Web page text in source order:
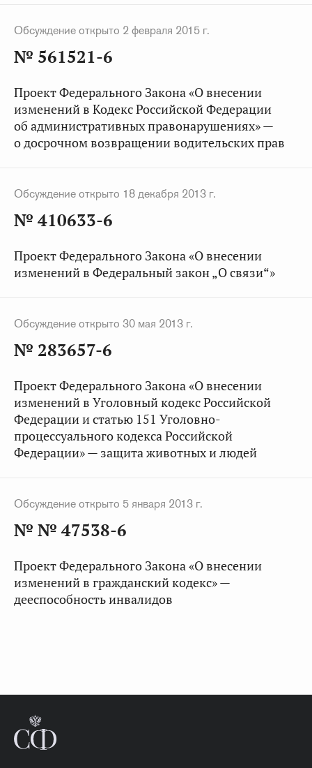
Обсуждение открыто 2 февраля 2015 г.
№ 561521-6
Проект Федерального Закона «О внесении
изменений в Кодекс Российской Федерации
об административных правонарушениях» —
о досрочном возвращении водительских прав
Обсуждение открыто 18 декабря 2013 г.
№ 410633-6
Проект Федерального Закона «О внесении
изменений в Федеральный закон „О связи“»
Обсуждение открыто 30 мая 2013 г.
№ 283657-6
Проект Федерального Закона «О внесении
изменений в Уголовный кодекс Российской
Федерации и статью 151 Уголовно-
процессуального кодекса Российской
Федерации» — защита животных и людей
Обсуждение открыто 5 января 2013 г.
№ № 47538-6
Проект Федерального Закона «О внесении
изменений в гражданский кодекс» —
дееспособность инвалидов